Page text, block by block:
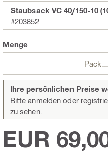
Staubsack VC 40/150-10
#203852
Menge
Packungen
Ihre persönlichen Preise
Bitte anmelden oder
zu sehen.
EUR